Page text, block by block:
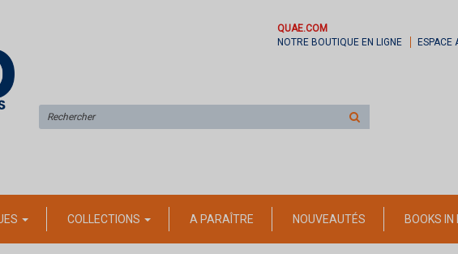
QUAE.COM
NOTRE BOUTIQUE EN LIGNE
ESPACE
sur
COLLECTIONS A PARAÎTRE NOUVEAUTÉS BOOKS IN